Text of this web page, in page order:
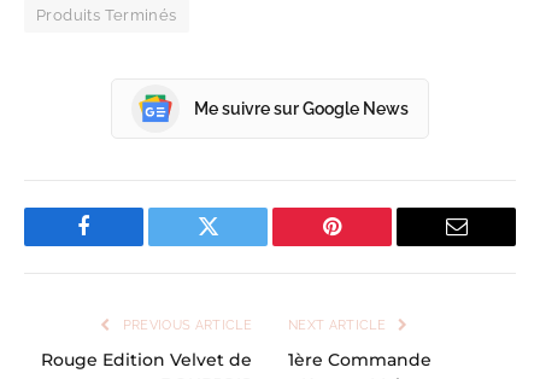
Produits Terminés
Me suivre sur Google News
Facebook Twitter Pinterest Email
PREVIOUS ARTICLE
Rouge Edition Velvet de
NEXT ARTICLE
1ère Commande